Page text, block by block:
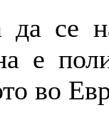
се
е
во